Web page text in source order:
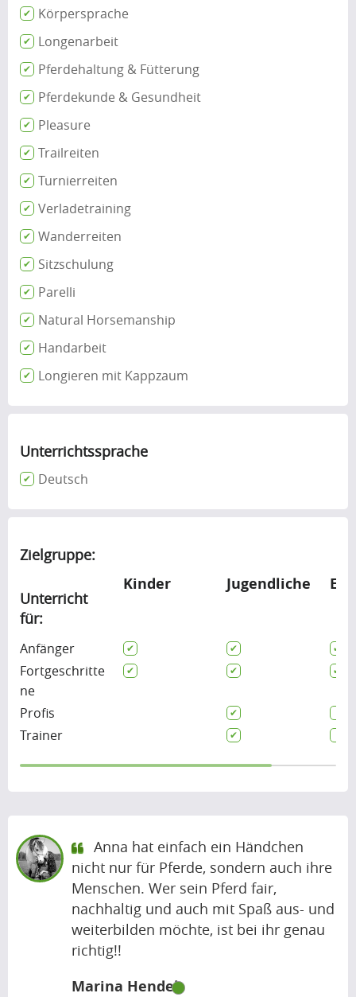
Körpersprache
Longenarbeit
Pferdehaltung & Fütterung
Pferdekunde & Gesundheit
Pleasure
Trailreiten
Turnierreiten
Verladetraining
Wanderreiten
Sitzschulung
Parelli
Natural Horsemanship
Handarbeit
Longieren mit Kappzaum
Unterrichtssprache
Deutsch
Zielgruppe:
Unterricht
für:
Kinder Jugendliche
Anfänger
Fortgeschritte
ne
Profis
Trainer
Anna hat einfach ein Händchen
nicht nur für Pferde, sondern auch ihre
Menschen. Wer sein Pferd fair,
nachhaltig und auch mit Spaß aus- und
weiterbilden möchte, ist bei ihr genau
richtig!!
Marina Hendel